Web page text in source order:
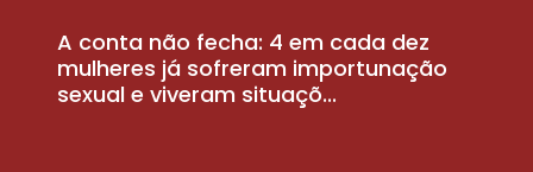
A conta não fecha: 4 em cada dez
mulheres já sofreram importunação
sexual e viveram situaçõ...